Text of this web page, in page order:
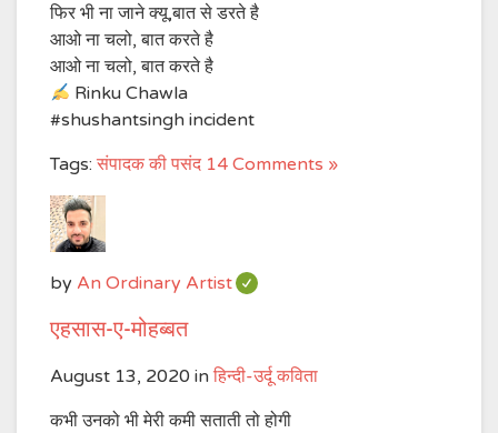
फिर भी ना जाने क्यू,बात से डरते है
आओ ना चलो, बात करते है
आओ ना चलो, बात करते है
Rinku Chawla
#shushantsingh incident
Tags: संपादक की पसंद 14 Comments »
by An Ordinary Artist
एहसास-ए-मोहब्बत
August 13, 2020 in हिन्दी-उर्दू कविता
कभी उनको भी मेरी कमी सताती तो होगी